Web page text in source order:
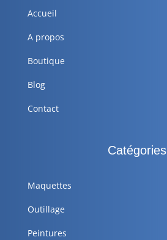
Accueil
A propos
Boutique
Blog
Contact
Catégories
Maquettes
Outillage
Peintures